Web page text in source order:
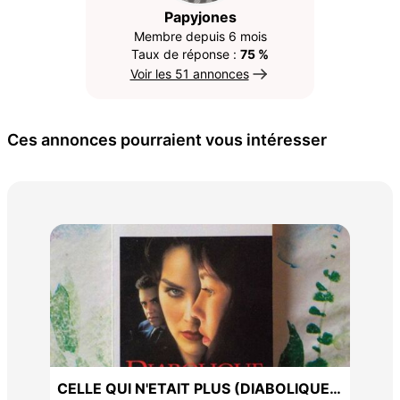
Papyjones
Membre depuis 6 mois
Taux de réponse : 75 %
Voir les 51 annonces
Ces annonces pourraient vous intéresser
CELLE QUI N'ETAIT PLUS (DIABOLIQUE)